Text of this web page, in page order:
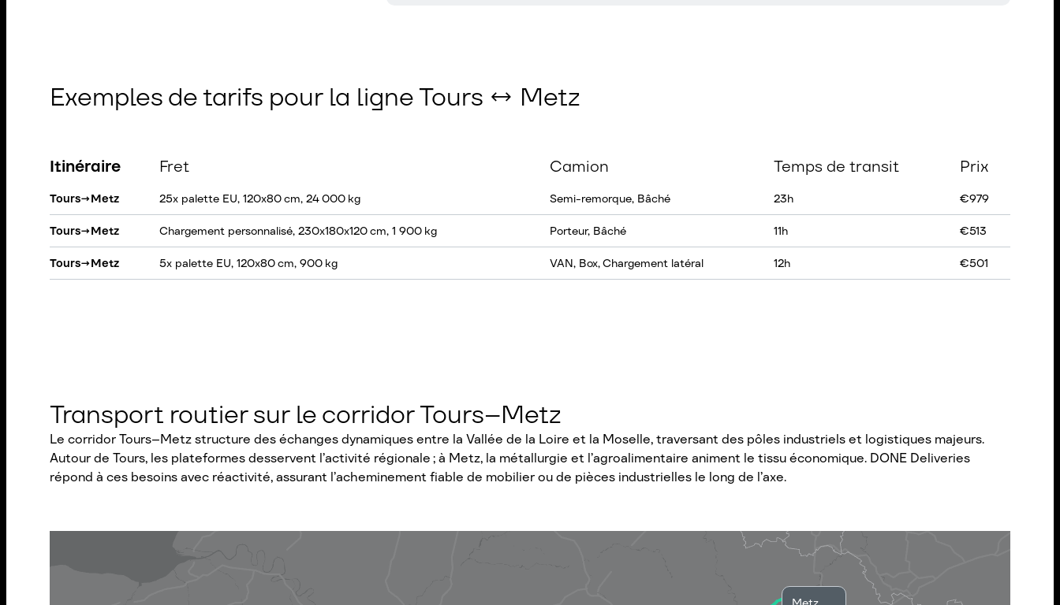
Exemples de tarifs pour la ligne Tours ↔ Metz
Itinéraire Fret Camion Temps de transit Prix
Tours→Metz 25x palette EU, 120x80 cm, 24 000 kg Semi-remorque, Bâché 23h €979
Tours→Metz Chargement personnalisé, 230x180x120 cm, 1 900 kg Porteur, Bâché 11h €513
Tours→Metz 5x palette EU, 120x80 cm, 900 kg VAN, Box, Chargement latéral 12h €501
Transport routier sur le corridor Tours–Metz
Le corridor Tours–Metz structure des échanges dynamiques entre la Vallée de la Loire et la Moselle, traversant des pôles industriels et logistiques majeurs.
Autour de Tours, les plateformes desservent l’activité régionale ; à Metz, la métallurgie et l’agroalimentaire animent le tissu économique. DONE Deliveries
répond à ces besoins avec réactivité, assurant l’acheminement fiable de mobilier ou de pièces industrielles le long de l’axe.